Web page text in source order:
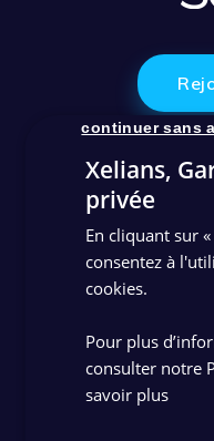
Qui
Nos solutions
Xelians,
privée
En cliquant sur
consentez à
cookies.
Pour plus
consulter notre
savoir plus
continuer sans